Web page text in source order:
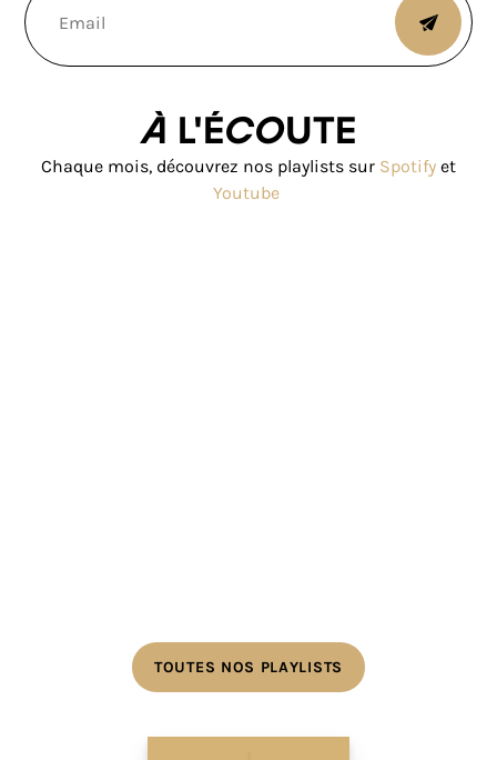
À l'écoute
Chaque mois, découvrez nos playlists sur Spotify et
Youtube
TOUTES NOS PLAYLISTS